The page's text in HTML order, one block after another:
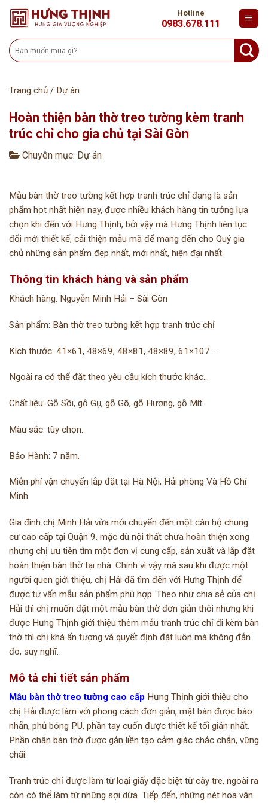
Skip
Hotline
0983.678.111
Tìm
kiếm:
Trang chủ / Dự án
Hoàn thiện bàn thờ treo tường kèm tranh
trúc chỉ cho gia chủ tại Sài Gòn
Chuyên mục: Dự án
Mẫu bàn thờ treo tường kết hợp tranh trúc chỉ đang là sản
phẩm hot nhất hiện nay, được nhiều khách hàng tin tưởng lựa
chọn khi đến với Hưng Thịnh, bởi vậy mà Hưng Thịnh liên tục
đổi mới thiết kế, cải thiện mẫu mã để mang đến cho Quý gia
chủ những sản phẩm đẹp nhất, mới nhất, hiện đại nhất.
Thông tin khách hàng và sản phẩm
Khách hàng: Nguyễn Minh Hải – Sài Gòn
Sản phẩm: Bàn thờ treo tường kết hợp tranh trúc chỉ
Kích thước: 41×61, 48×69, 48×81, 48×89, 61×107….
Ngoài ra có thể đặt theo yêu cầu kích thước khác…
Chất liệu: Gỗ Sồi, gỗ Gụ, gỗ Gõ, gỗ Hương, gỗ Mít.
Màu sắc: tùy chọn.
Bảo Hành: 7 năm.
Miễn phí vận chuyển lắp đặt tại Hà Nội, Hải phòng Và Hồ Chí
Minh
Gia đình chị Minh Hải vừa mới chuyển đến một căn hộ chung
cư cao cấp tại Quận 9, mặc dù nội thất chưa hoàn thiện xong
nhưng chị ưu tiên tìm một đơn vị cung cấp, sản xuất và lắp đặt
hoàn thiện bàn thờ tại nhà. Chính vì vậy mà sau khi được một
người quen giới thiệu, chị Hải đã tìm đến với Hưng Thịnh để
được tư vấn mẫu sản phẩm phù hợp. Theo như chia sẻ của chị
Hải thì chị muốn đặt một mẫu bàn thờ đơn giản thôi nhưng khi
được Hưng Thịnh giới thiệu thêm mẫu tranh trúc chỉ đi kèm bàn
thờ thì chị khá ấn tượng và quyết định đặt luôn mà không đắn
đo, suy nghĩ.
Mô tả chi tiết sản phẩm
Mẫu bàn thờ treo tường cao cấp Hưng Thịnh giới thiệu cho
chị Hải được làm với phong cách đơn giản, mặt bàn được bào
nhẵn, phủ bóng PU, phần tay cuốn được thiết kế tối giản nhất.
Phần chân bàn thờ được gắn liền tạo cảm giác chắc chắn, vững
chãi.
Tranh trúc chỉ được làm từ loại giấy đặc biệt từ cây tre, ngoài ra
còn có thể làm từ những sợi dừa. Tiếp đến, những nét hoa văn